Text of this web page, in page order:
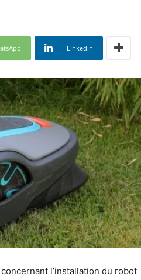
Linkedin
l’installation du robot